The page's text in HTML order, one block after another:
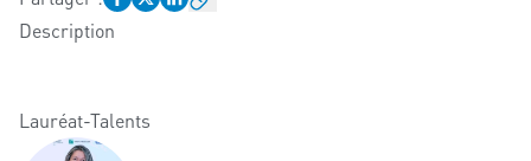
Description
Lauréat-Talents